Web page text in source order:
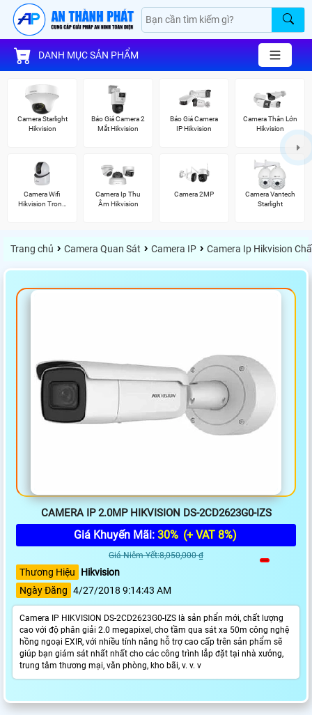
DANH MỤC SẢN PHẨM
Camera Starlight
Hikvision
Báo Giá Camera 2
Mắt Hikvision
Báo Giá Camera
IP Hikvision
Camera Thân Lớn
Hikvision
Camera Wifi
Hikvision Trong
Camera Ip Thu
Âm Hikvision
Camera 2MP
Camera Vantech
Starlight
Trang chủ › Camera Quan Sát › Camera IP › Camera Ip Hikvision
CAMERA IP 2.0MP HIKVISION DS-2CD2623G0-IZS
Giá Khuyến Mãi: 30% (+ VAT 8%)
Giá Niêm Yết:8,050,000 ₫
Thương Hiệu
Hikvision
Ngày Đăng 4/27/2018 9:14:43 AM
Camera IP HIKVISION DS-2CD2623G0-IZS là sản phẩn mới, chất lượng
cao với độ phân giải 2.0 megapixel, cho tầm qua sát xa 50m công nghệ
hồng ngoại EXIR, với nhiều tính năng hỗ trợ cao cấp trên sản phẩm sẽ
giúp bạn giám sát nhất nhất cho các công trình lắp đặt tại nhà xưởng,
trung tâm thương mại, văn phòng, kho bãi, v. v. v